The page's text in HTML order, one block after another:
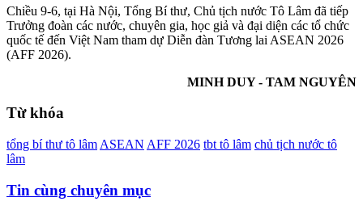
Chiều 9-6, tại Hà Nội, Tổng Bí thư, Chủ tịch nước Tô Lâm đã tiếp
Trưởng đoàn các nước, chuyên gia, học giả và đại diện các tổ chức
quốc tế đến Việt Nam tham dự Diễn đàn Tương lai ASEAN 2026
(AFF 2026).
MINH DUY - TAM NGUYÊN
Từ khóa
tổng bí thư tô lâm ASEAN AFF 2026 tbt tô lâm chủ tịch nước tô
lâm
Tin cùng chuyên mục